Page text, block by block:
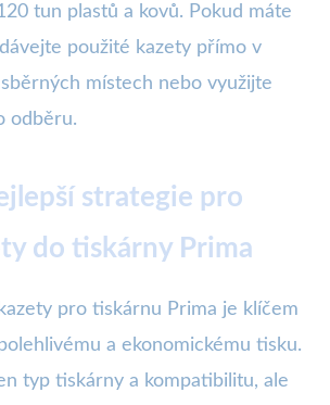
tun plastů a kovů. Pokud máte
použité kazety přímo v
místech nebo využijte
odběru.
strategie pro
do tiskárny Prima
pro tiskárnu Prima je klíčem
a ekonomickému tisku.
typ tiskárny a kompatibilitu, ale